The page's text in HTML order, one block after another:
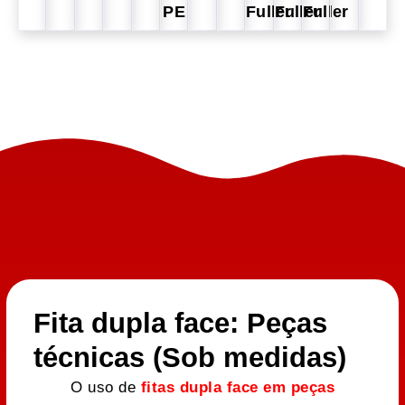
PE
FullerFullerFuller
Fita dupla face: Peças
técnicas (Sob medidas)
O uso de fitas dupla face em peças